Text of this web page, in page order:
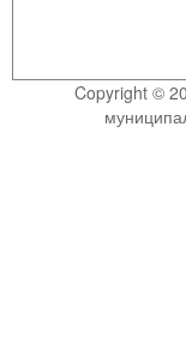
Copyright ©